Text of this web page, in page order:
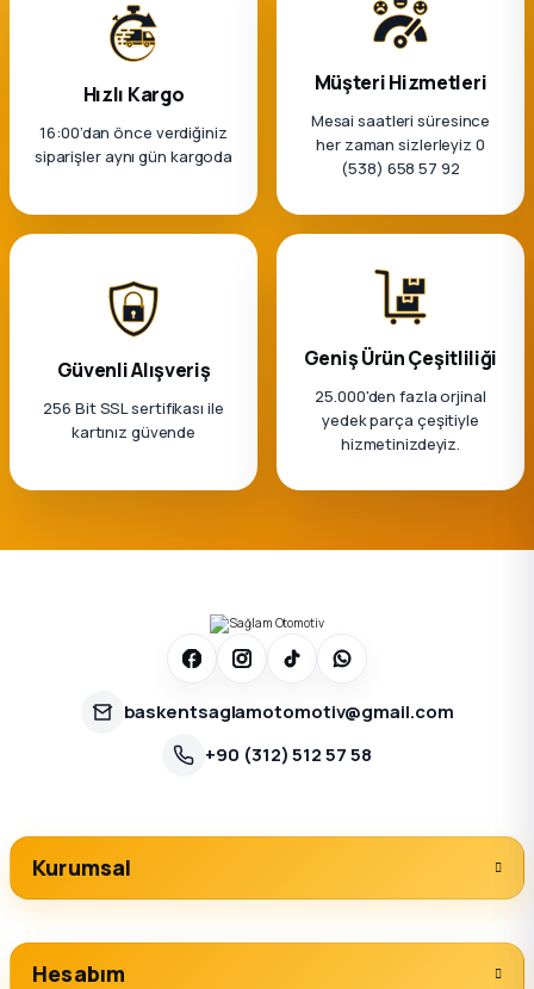
Hızlı Kargo
16:00’dan önce verdiğiniz
siparişler aynı gün kargoda
Müşteri Hizmetleri
Mesai saatleri süresince
her zaman sizlerleyiz 0
(538) 658 57 92
Güvenli Alışveriş
256 Bit SSL sertifikası ile
kartınız güvende
Geniş Ürün Çeşitliliği
25.000'den fazla orjinal
yedek parça çeşitiyle
hizmetinizdeyiz.
baskentsaglamotomotiv@gmail.com
+90 (312) 512 57 58
Kurumsal
Hesabım